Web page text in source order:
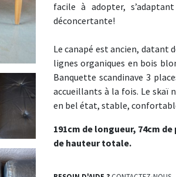
facile à adopter,
déconcertante!
Le canapé est ancien, datant
lignes organiques en bois
Banquette scandinave 3
accueillants à la fois. Le skaï
en bel état, stable,
191cm de longueur, 74cm
de hauteur totale.